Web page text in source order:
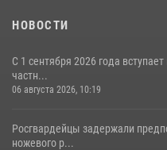
НОВОСТИ
С 1 сентября 2026 года
частн...
06 августа 2026, 10:19
Росгвардейцы задержали
ножевого р...